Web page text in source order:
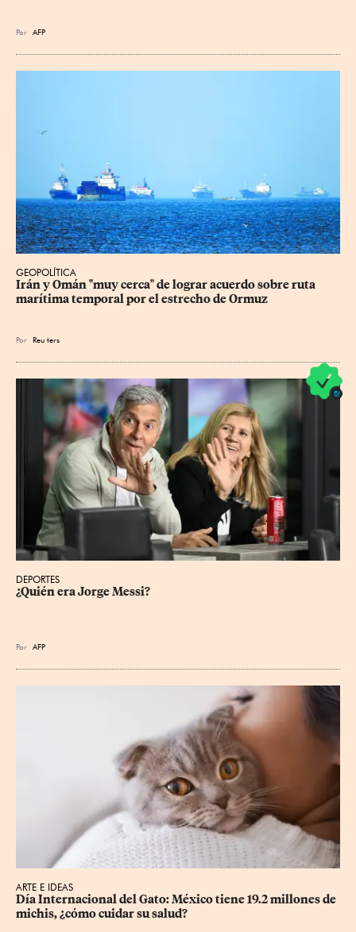
Por AFP
GEOPOLÍTICA
Irán y Omán "muy cerca" de lograr acuerdo sobre ruta
marítima temporal por el estrecho de Ormuz
Por Reu ters
DEPORTES
¿Quién era Jorge Messi?
Por AFP
ARTE E IDEAS
Día Internacional del Gato: México tiene 19.2 millones de
michis, ¿cómo cuidar su salud?